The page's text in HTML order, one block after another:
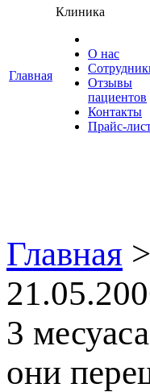
Главная
Клиника
О нас
Отзывы
ациенто
Контакты
Прайс-
Главная >
3
они